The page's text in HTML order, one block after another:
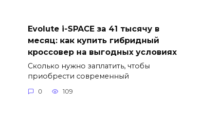
Evolute i-SPACE за 41 тысячу в
месяц: как купить гибридный
кроссовер на выгодных условиях
Сколько нужно заплатить, чтобы
приобрести современный
0 109